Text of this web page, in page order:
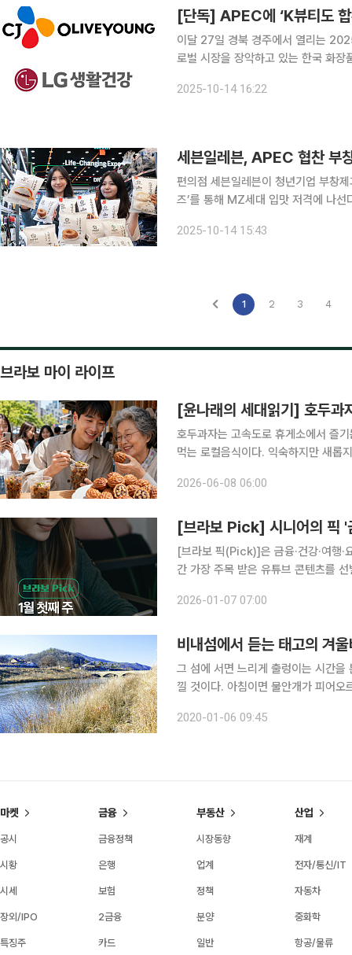
[단독] APEC에 ‘K뷰티도
이달 27일 경북 경주에서 열리는
로벌 시장을 장악하고 있는 한국 화
최대 뷰티 플랫폼 CJ올리브영(올리
2025-10-14 16:22
세븐일레븐, APEC 협찬 부
편의점 세븐일레븐이 청년기업 부창
즈’를 통해 MZ세대 입맛 저격에 나선다. 14일 세븐일레븐에 따르면 부창제과는 최근 리
협찬사로 선정됐다. 이번 협업은 부창
2025-10-14 15:43
1 2 3 4
브라보 마이 라이프
[윤나래의 세대읽기] 호두과
호두과자는 고속도로 휴게소에서 즐
먹는 로컬음식이다. 익숙하지만 새롭
때문일까? 이들은 호두과자와 도토리
2026-06-08 06:00
[브라보 Pick] 시니어의 픽 '
[브라보 픽(Pick)]은 금융·건강·여행
간 가장 주목 받은 유튜브 콘텐츠를
유튜브 주요 채널의 조회 흐름과 포털
2026-01-07 07:00
비내섬에서 듣는 태고의 겨
그 섬에 서면 느리게 출렁이는 시간
낄 것이다. 아침이면 물안개가 피어
2020-01-06 09:45
마켓
공시
시황
시세
장외/IPO
특징주
금융
금융정책
은행
보험
2금융
카드
부동산
시장동향
업계
정책
분양
일반
산업
재계
전자/통신/IT
자동차
중화학
항공/물류